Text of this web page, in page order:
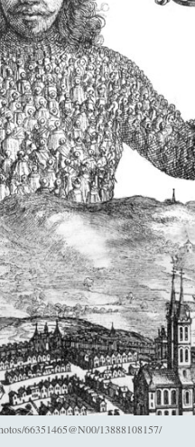
66351465@N00/13888108157/